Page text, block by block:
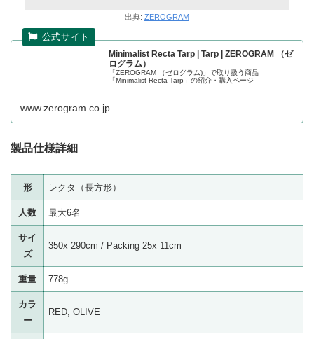
出典: ZEROGRAM
Minimalist Recta Tarp | Tarp | ZEROGRAM （ゼ
ログラム）
「ZEROGRAM （ゼログラム)」で取り扱う商品
「Minimalist Recta Tarp」の紹介・購入ページ
www.zerogram.co.jp
製品仕様詳細
形 レクタ（長方形）
人数 最大6名
サイ
ズ
350x 290cm / Packing 25x 11cm
重量 778g
カラ
ー
RED, OLIVE